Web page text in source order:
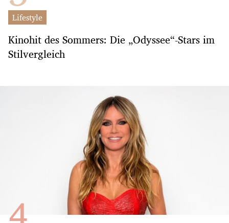
Lifestyle
Kinohit des Sommers: Die „Odyssee“-Stars im
Stilvergleich